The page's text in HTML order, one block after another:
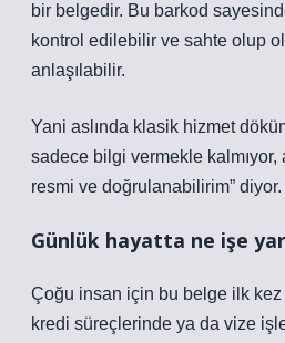
bir belgedir. Bu barkod
kontrol edilebilir ve sahte olup
anlaşılabilir.
Yani aslında klasik hizmet
sadece bilgi vermekle kalmıyor,
resmi ve doğrulanabilirim” diyor.
Günlük hayatta ne işe
Çoğu insan için bu belge ilk kez
kredi süreçlerinde ya da vize